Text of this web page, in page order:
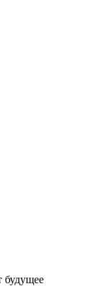
будущее